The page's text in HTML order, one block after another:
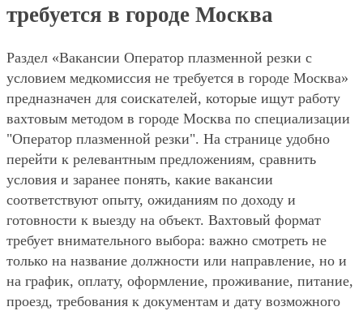
требуется в городе Москва
Раздел «Вакансии Оператор плазменной резки с
условием медкомиссия не требуется в городе Москва»
предназначен для соискателей, которые ищут работу
вахтовым методом в городе Москва по специализации
"Оператор плазменной резки". На странице удобно
перейти к релевантным предложениям, сравнить
условия и заранее понять, какие вакансии
соответствуют опыту, ожиданиям по доходу и
готовности к выезду на объект. Вахтовый формат
требует внимательного выбора: важно смотреть не
только на название должности или направление, но и
на график, оплату, оформление, проживание, питание,
проезд, требования к документам и дату возможного